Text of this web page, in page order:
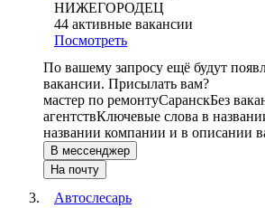
НИЖЕГОРОДЕЦ
44 активные вакансии
Посмотреть
По вашему запросу ещё будут
вакансии. Присылать вам?
мастер по ремонтуСаранскБез
агентствКлючевые слова в
названии компании и в описании
В мессенджер
На почту
Автослесарь